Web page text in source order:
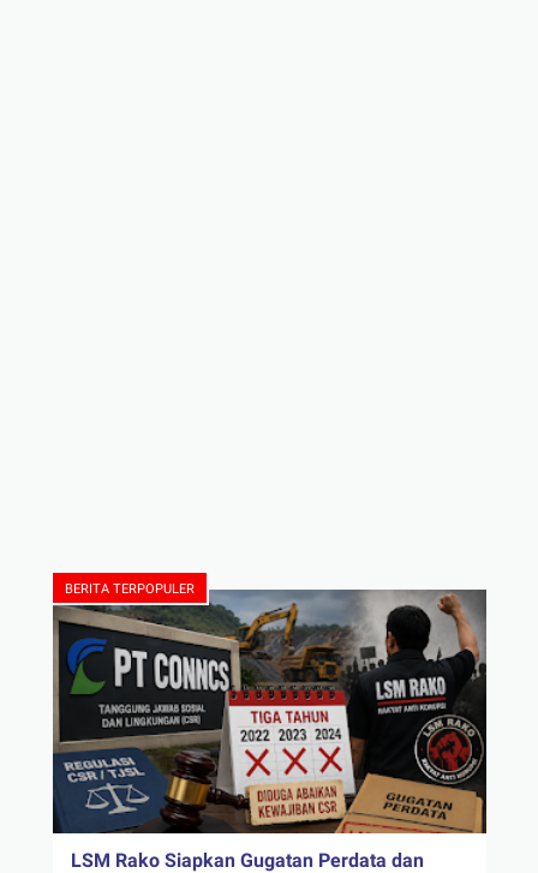
BERITA TERPOPULER
LSM Rako Siapkan Gugatan Perdata dan